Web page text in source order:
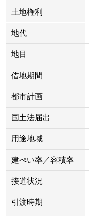
土地権利
地代
地目
借地期間
都市計画
国土法届出
用途地域
建ぺい率／容積率
接道状況
引渡時期